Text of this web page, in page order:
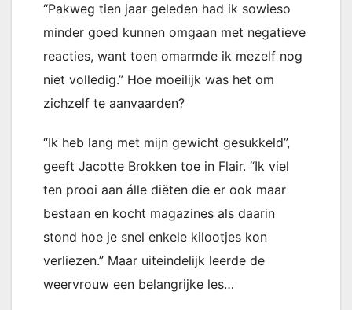
“Pakweg tien jaar geleden had ik sowieso
minder goed kunnen omgaan met negatieve
reacties, want toen omarmde ik mezelf nog
niet volledig.” Hoe moeilijk was het om
zichzelf te aanvaarden?
“Ik heb lang met mijn gewicht gesukkeld”,
geeft Jacotte Brokken toe in Flair. “Ik viel
ten prooi aan álle diëten die er ook maar
bestaan en kocht magazines als daarin
stond hoe je snel enkele kilootjes kon
verliezen.” Maar uiteindelijk leerde de
weervrouw een belangrijke les…